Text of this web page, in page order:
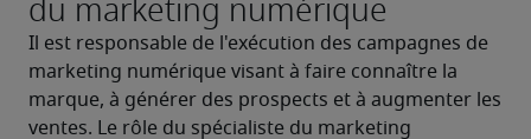
du marketing numérique
Il est responsable de l'exécution des campagnes de
marketing numérique visant à faire connaître la
marque, à générer des prospects et à augmenter les
ventes. Le rôle du spécialiste du marketing